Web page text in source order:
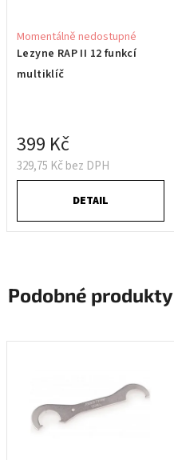
Lezyne RAP II 12 funkcí
multiklíč
Momentálně nedostupné
329,75 Kč bez DPH
399 Kč
DETAIL
Podobné produkty